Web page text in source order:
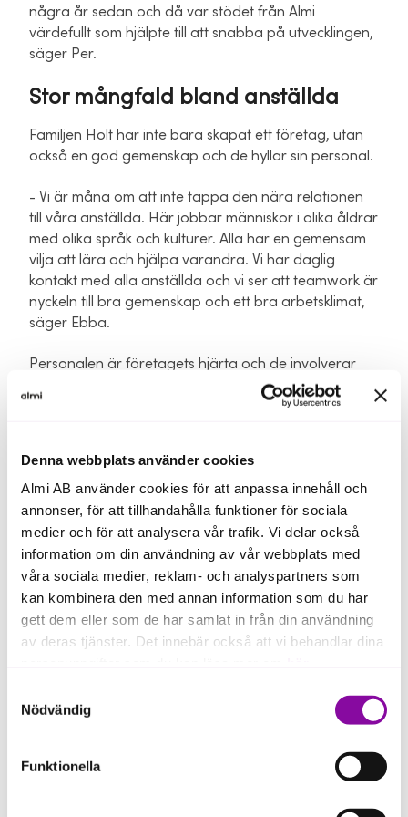
Denna webbplats använder cookies
Almi AB använder cookies för att anpassa innehåll och
annonser, för att tillhandahålla funktioner för sociala
medier och för att analysera vår trafik. Vi delar också
information om din användning av vår webbplats med
våra sociala medier, reklam- och analyspartners som
kan kombinera den med annan information som du har
gett dem eller som de har samlat in från din användning
av deras tjänster. Det innebär också att vi behandlar dina
Om du klickar på avvisa kommer användning av kakor
eller delning av information enligt ovan, inte att ske,
förutom för kakor som är nödvändiga för att hemsidan
ska fungera se mer under inställningar.
Nödvändig
Funktionella
några år sedan och då var stödet från Almi
värdefullt som hjälpte till att snabba på utvecklingen,
säger Per.
Stor mångfald bland anställda
Familjen Holt har inte bara skapat ett företag, utan
också en god gemenskap och de hyllar sin personal.
- Vi är måna om att inte tappa den nära relationen
till våra anställda. Här jobbar människor i olika åldrar
med olika språk och kulturer. Alla har en gemensam
vilja att lära och hjälpa varandra. Vi har daglig
kontakt med alla anställda och vi ser att teamwork är
nyckeln till bra gemenskap och ett bra arbetsklimat,
säger Ebba.
Personalen är företagets hjärta och de involverar
medarbetarna på olika sätt. Nu när de flyttar till ny
lokal så har personalen deltagit i workshop på hur
- Vi brukar också laga mat ihop och testa nya
kryddblandningar som personalen får ranka efter
vilka smaker som är godast, säger Jonas.
”Vägledning från Almi hjälpsamt”
Att driva familjeföretag har flera fördelar, menar de,
men också några utmaningar. Tydliga
ansvarsområden är viktigt.
synvinklar som stärker verksamheten. Det är en
Med ett bolag i tillväxt så har de också märkt av att